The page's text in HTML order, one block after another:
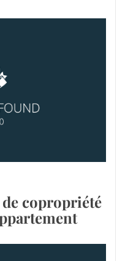
de copropriété